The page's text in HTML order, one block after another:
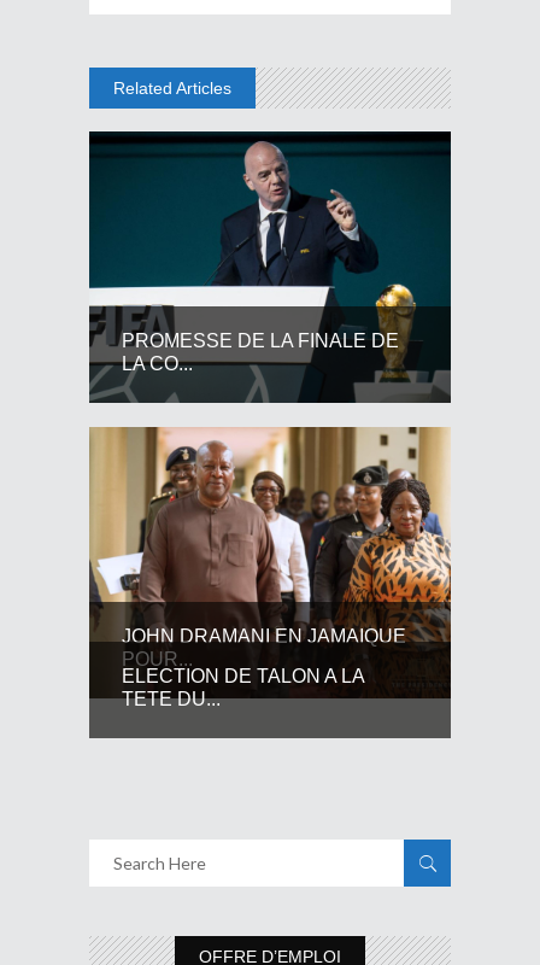
Related Articles
PROMESSE DE LA FINALE DE
LA CO...
JOHN DRAMANI EN JAMAIQUE
POUR...
ELECTION DE TALON A LA
TETE DU...
OFFRE D’EMPLOI